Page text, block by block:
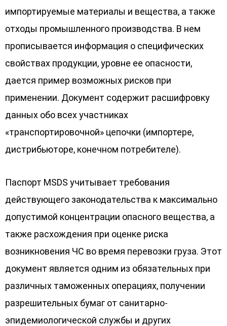
импортируемые материалы и вещества, а также
отходы промышленного производства. В нем
прописывается информация о специфических
свойствах продукции, уровне ее опасности,
дается пример возможных рисков при
применении. Документ содержит расшифровку
данных обо всех участниках
«транспортировочной» цепочки (импортере,
дистрибьюторе, конечном потребителе).
Паспорт MSDS учитывает требования
действующего законодательства к максимально
допустимой концентрации опасного вещества, а
также расхождения при оценке риска
возникновения ЧС во время перевозки груза. Этот
документ является одним из обязательных при
различных таможенных операциях, получении
разрешительных бумаг от санитарно-
эпидемиологической службы и других